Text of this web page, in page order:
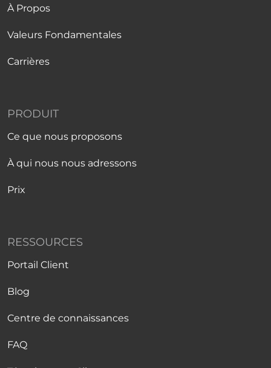
À Propos
Valeurs Fondamentales
Carrières
PRODUIT
Ce que nous proposons
À qui nous nous adressons
Prix
RESSOURCES
Portail Client
Blog
Centre de connaissances
FAQ